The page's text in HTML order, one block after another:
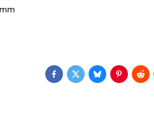
Facebook
TwitterBlueskyPinterest